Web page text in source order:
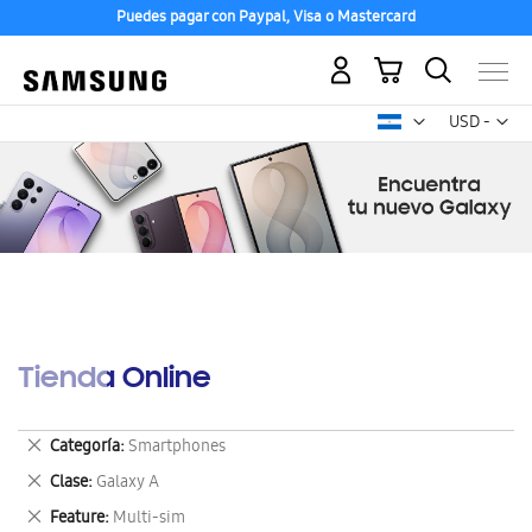
Puedes pagar con Paypal, Visa o Mastercard
USD -
dólar
Mi carrito
Tienda Online
Categoría Smartphones
Eliminar
este
artículo
Clase Galaxy A
Eliminar
este
Feature Multi-sim
Eliminar